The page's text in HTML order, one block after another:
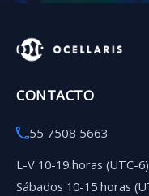
CONTACTO
55 7508 5663
L-V 10-19 horas (UTC-6)
Sábados 10-15 horas